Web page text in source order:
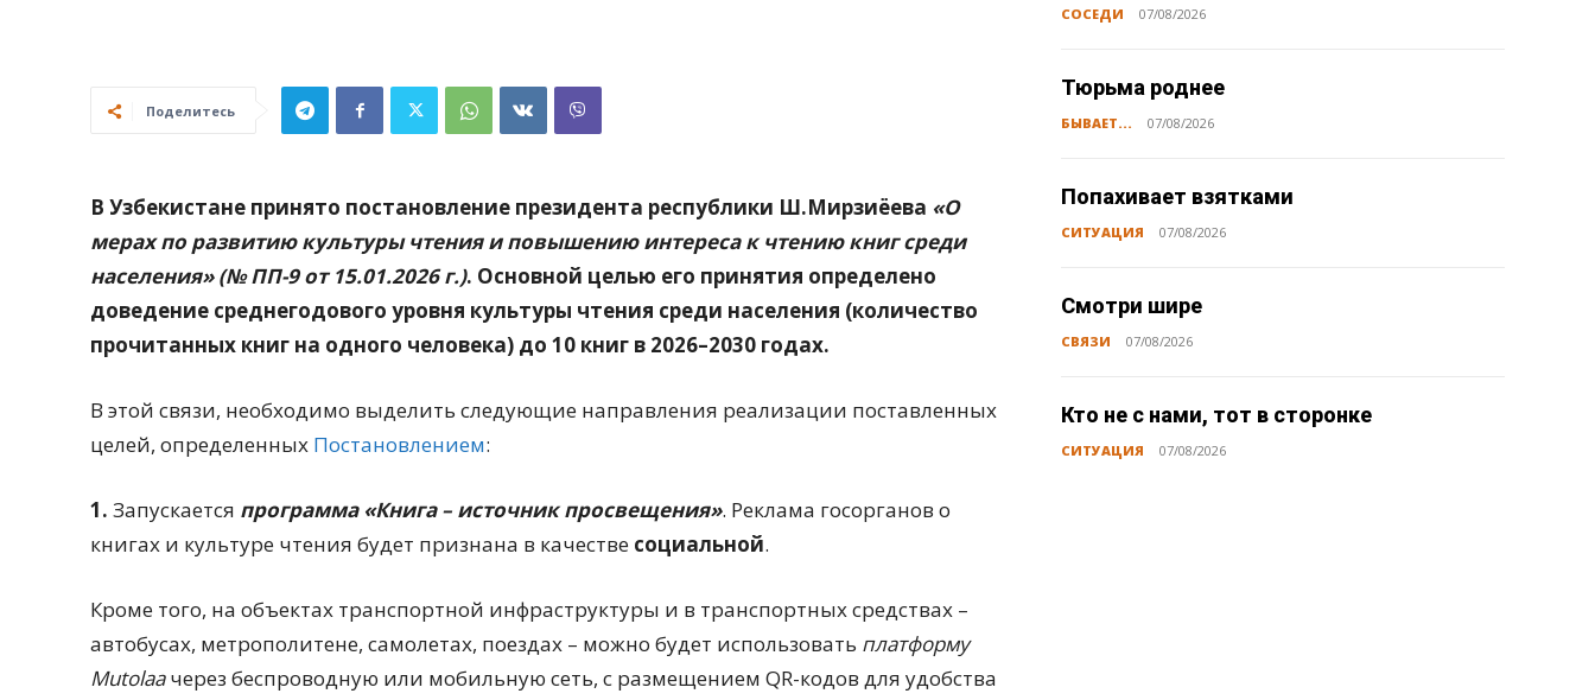
Поделитесь
В Узбекистане принято постановление президента республики Ш.Мирзиёева «О
мерах по развитию культуры чтения и повышению интереса к чтению книг среди
населения» (№ ПП-9 от 15.01.2026 г.). Основной целью его принятия определено
доведение среднегодового уровня культуры чтения среди населения (количество
прочитанных книг на одного человека) до 10 книг в 2026–2030 годах.
В этой связи, необходимо выделить следующие направления реализации поставленных
целей, определенных Постановлением:
1. Запускается программа «Книга – источник просвещения». Реклама госорганов о
книгах и культуре чтения будет признана в качестве социальной.
Кроме того, на объектах транспортной инфраструктуры и в транспортных средствах –
автобусах, метрополитене, самолетах, поездах – можно будет использовать платформу
Mutolaaчерез беспроводную или мобильную сеть, с размещением QR-кодов для удобства
СОСЕДИ 07/08/2026
Тюрьма роднее
БЫВАЕТ... 07/08/2026
Попахивает взятками
СИТУАЦИЯ 07/08/2026
Смотри шире
СВЯЗИ 07/08/2026
Кто не с нами, тот в сторонке
СИТУАЦИЯ 07/08/2026